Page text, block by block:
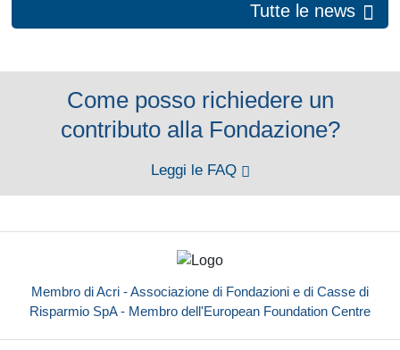
Tutte le news
Come posso richiedere un
contributo alla Fondazione?
Leggi le FAQ
Membro di Acri - Associazione di Fondazioni e di Casse di
Risparmio SpA - Membro dell'European Foundation Centre